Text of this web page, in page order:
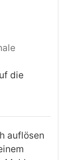
die
auflösen